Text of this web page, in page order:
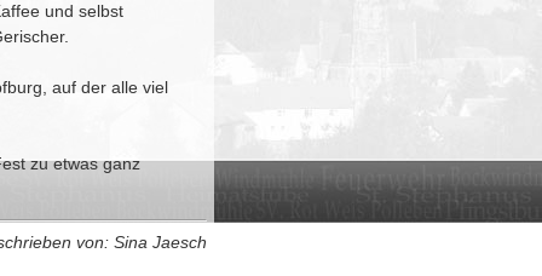
und selbst
auf der alle viel
zu etwas ganz
von: Sina Jaesch